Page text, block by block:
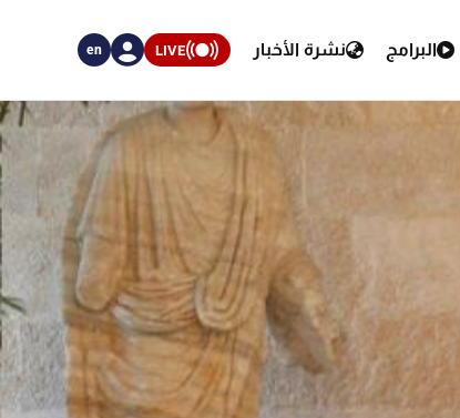
البرامج نشرة الأخبار LIVE
en